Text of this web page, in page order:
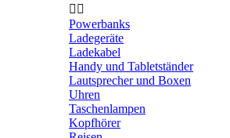
 
Powerbanks
Ladegeräte
Ladekabel
Handy und Tabletständer
Lautsprecher und Boxen
Uhren
Taschenlampen
Kopfhörer